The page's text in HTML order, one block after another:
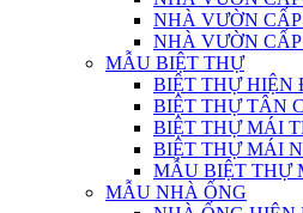
NHÀ VƯỜN
NHÀ VƯỜN
MẪU BIỆT THỰ
BIỆT THỰ HIỆN
BIỆT THỰ TÂN
BIỆT THỰ MÁI
BIỆT THỰ MÁI
MẪU BIỆT THỰ
MẪU NHÀ ỐNG